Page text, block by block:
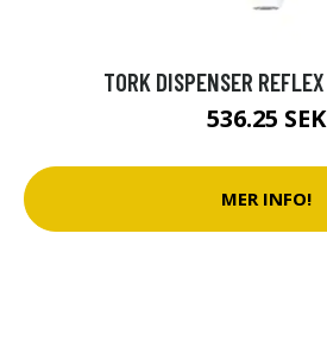
TORK DISPENSER
536.25 SEK
MER INFO!